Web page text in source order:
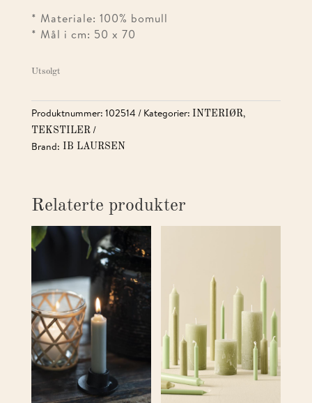
* Materiale: 100% bomull
* Mål i cm: 50 x 70
Utsolgt
Produktnummer: 102514 Kategorier: INTERIØR,
TEKSTILER
Brand: IB LAURSEN
Relaterte produkter